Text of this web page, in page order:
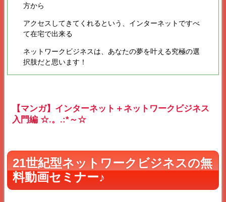
方から
アクセスしてきてくれるという、インターネットですべ
て在宅で出来る
ネットワークビジネスは、あなたの夢を叶える究極の選
択肢だと思います！
【マンガ】インターネット＋ネットワークビジネス
入門編 ☆.。.:*～☆
21世紀型ネットワークビジネスの無
料動画セミナー♪